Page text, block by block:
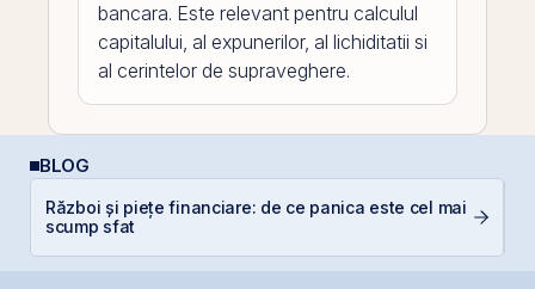
bancara. Este relevant pentru calculul
capitalului, al expunerilor, al lichiditatii si
al cerintelor de supraveghere.
BLOG
Război și piețe financiare: de ce panica este cel mai
scump sfat